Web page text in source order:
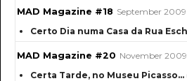
MAD Magazine #18 September 2009
Certo Dia numa Casa da Rua
MAD Magazine #20 November 2009
Certa Tarde, no Museu Picasso...